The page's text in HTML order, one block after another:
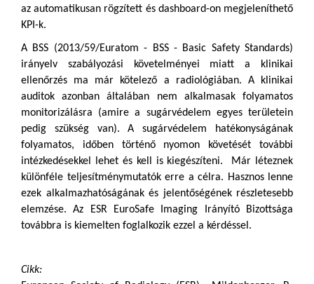
az automatikusan rögzített és dashboard-on megjeleníthető
KPI-k.
A BSS (2013/59/Euratom - BSS - Basic Safety Standards)
irányelv szabályozási követelményei miatt a klinikai
ellenőrzés ma már kötelező a radiológiában. A klinikai
auditok azonban általában nem alkalmasak folyamatos
monitorizálásra (amire a sugárvédelem egyes területein
pedig szükség van). A sugárvédelem hatékonyságának
folyamatos, időben történő nyomon követését további
intézkedésekkel lehet és kell is kiegészíteni. Már léteznek
különféle teljesítménymutatók erre a célra. Hasznos lenne
ezek alkalmazhatóságának és jelentőségének részletesebb
elemzése. Az ESR EuroSafe Imaging Irányító Bizottsága
továbbra is kiemelten foglalkozik ezzel a kérdéssel.
Cikk: